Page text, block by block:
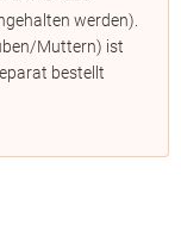
werden).
Muttern) ist
bestellt